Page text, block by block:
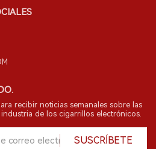
recibir noticias semanales sobre las
de los cigarrillos electrónicos.
SUSCRÍBETE